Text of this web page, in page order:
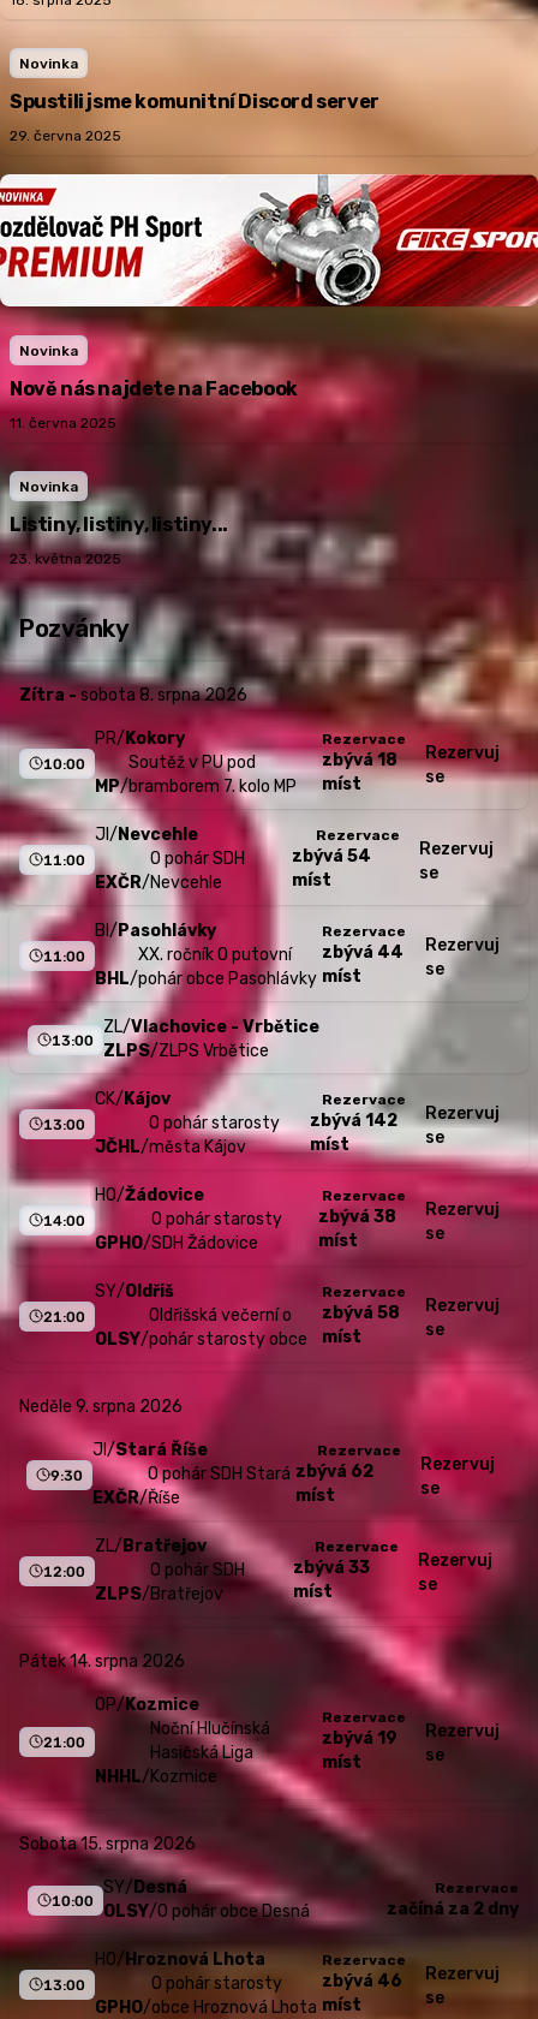
Novinka
Spustili jsme komunitní Discord server
29. června 2025
Novinka
Nově nás najdete na Facebook
11. června 2025
Novinka
Listiny, listiny, listiny...
23. května 2025
Pozvánky
Zítra -sobota 8. srpna 2026
10:00
PR/ Kokory
MP/
Soutěž v PU pod
bramborem 7. kolo MP
Rezervace
zbývá 18
míst
Rezervuj
se
11:00
JI / Nevcehle
EXČR/
O pohár SDH
Nevcehle
Rezervace
zbývá 54
míst
Rezervuj
se
11:00
BI / Pasohlávky
BHL/
XX. ročník O putovní
pohár obce Pasohlávky
Rezervace
zbývá 44
míst
Rezervuj
se
13:00
ZL/Vlachovice - Vrbětice
ZLPS/ZLPS Vrbětice
13:00
CK/ Kájov
JČHL/
O pohár starosty
města Kájov
Rezervace
zbývá 142
míst
Rezervuj
se
14:00
HO/Žádovice
GPHO/
O pohár starosty
SDH Žádovice
Rezervace
zbývá 38
míst
Rezervuj
se
21:00
SY/Oldřiš
OLSY/
Oldřišská večerní o
pohár starosty obce
Rezervace
zbývá 58
míst
Rezervuj
se
neděle 9. srpna 2026
9:30
JI/Stará Říše
EXČR/
O pohár SDH Stará
Říše
Rezervace
zbývá 62
míst
Rezervuj
se
12:00
ZL/ Bratřejov
ZLPS/
O pohár SDH
Bratřejov
Rezervace
zbývá 33
míst
Rezervuj
se
pátek 14. srpna 2026
21:00
OP/Kozmice
NHHL/
Noční Hlučínská
Hasičská Liga
Kozmice
Rezervace
zbývá 19
míst
Rezervuj
se
sobota 15. srpna 2026
10:00
SY/ Desná
OLSY/O pohár obce Desná
Rezervace
začíná za 2 dny
13:00
HO/ Hroznová Lhota
GPHO/
O pohár starosty
obce Hroznová Lhota
Rezervace
zbývá 46
míst
Rezervuj
se